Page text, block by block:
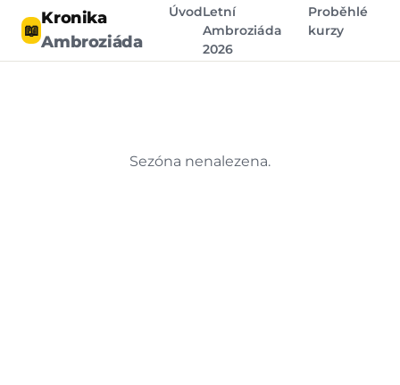
📖
Kronika
Ambroziáda
ÚvodLetní
Ambroziáda
2026
Proběhlé
kurzy
Sezóna nenalezena.